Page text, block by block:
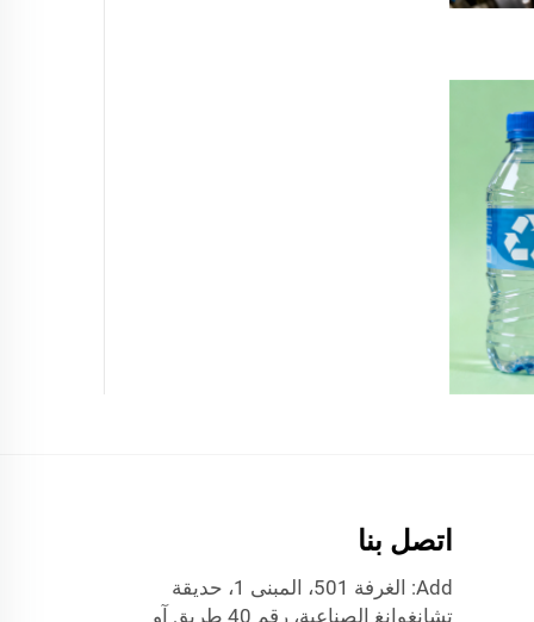
اتصل بنا
Add: الغرفة 501، المبنى 1، حديقة
تشانغوانغ الصناعية، رقم 40 طريق آو